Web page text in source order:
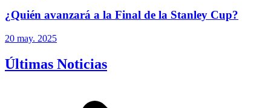
¿Quién avanzará a la Final de la Stanley Cup?
20 may. 2025
Últimas Noticias